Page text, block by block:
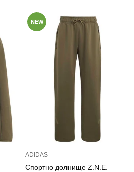
NEW
ADIDAS
Спортно долнище Z.N.E.